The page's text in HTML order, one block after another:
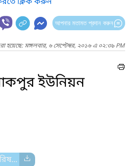
আপনার মতামত প্রদান করুন
হয়েছে: মঙ্গলবার, ৬ সেপ্টেম্বর, ২০১৬ এ ০২:৩৯ PM
ইউনিয়ন